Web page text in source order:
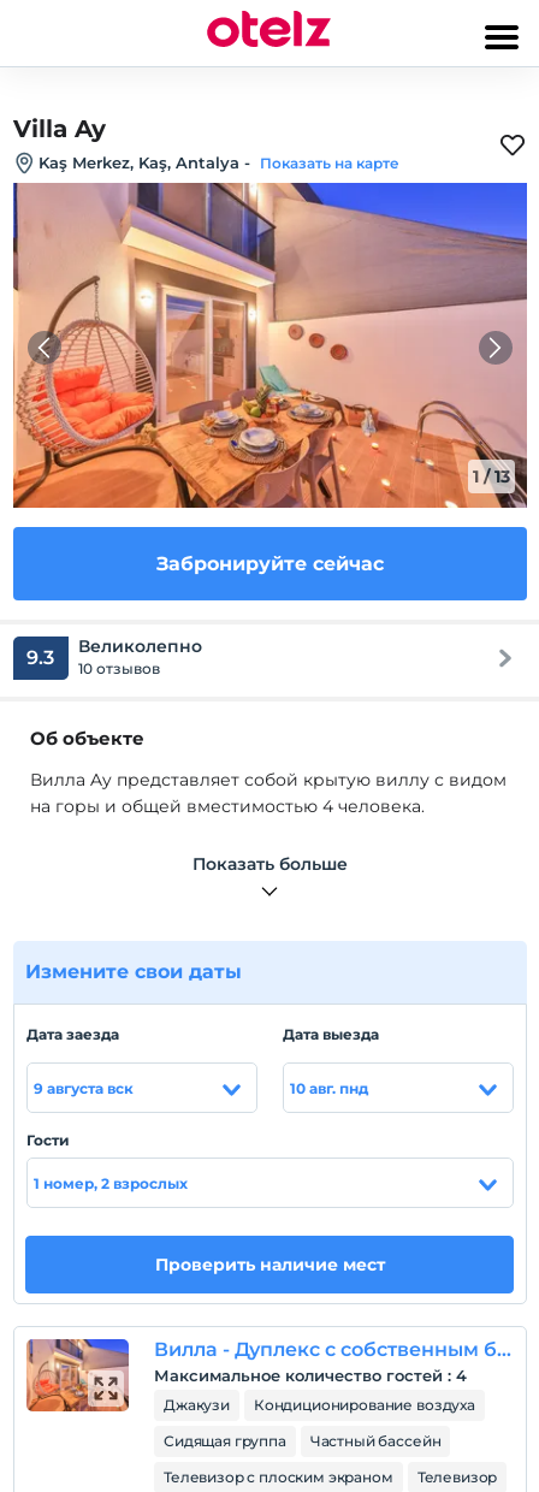
Villa Ay
Kaş Merkez, Kaş, Antalya - Показать на карте
1 /13
Забронируйте сейчас
9.3 Великолепно
10 отзывов
Об объекте
Вилла Ay представляет собой крытую виллу с видом
на горы и общей вместимостью 4 человека.
кухня, посуда, стиральная машина, холодильник,
посудомоечная машина, встроенный гарнитур,
Расположение
Даламан находится в 150 км.
карте
Зарегистрироваться
Время выезда
До 10:00
Домашние животные
Домашние животные разрешены
Есть места для курения
Показать больше
Измените свои даты
Дата заезда
9 августа вск
Дата выезда
10 авг. пнд
Гости
1 номер, 2 взрослых
Проверить наличие мест
Вилла - Дуплекс с собственным бассейном
Максимальное количество гостей : 4
Джакузи
Кондиционирование воздуха
Сидящая группа
Частный бассейн
Телевизор с плоским экраном
Телевизор